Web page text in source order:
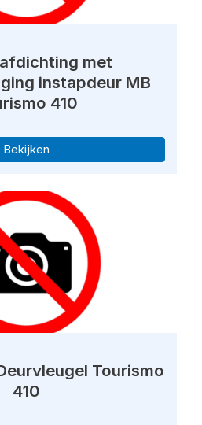
met
instapdeur MB
410
Bekijken
Tourismo
410